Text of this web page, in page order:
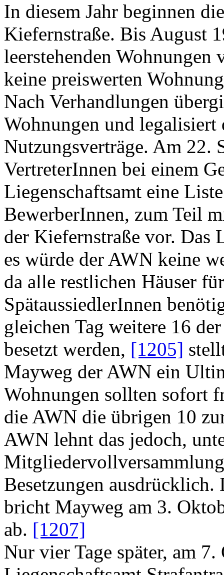
In diesem Jahr beginnen
Kiefernstraße. Bis August
leerstehenden Wohnungen
keine preiswerten
Nach Verhandlungen
Wohnungen und legalisiert
Nutzungsverträge. Am 22.
VertreterInnen bei einem
Liegenschaftsamt eine
BewerberInnen, zum Teil
der Kiefernstraße vor. Das
es würde der AWN keine
da alle restlichen Häuser
SpätaussiedlerInnen
gleichen Tag weitere 16
besetzt werden, [1205]
Mayweg der AWN ein
Wohnungen sollten sofort
die AWN die übrigen 10
AWN lehnt das jedoch,
Besetzungen
bricht Mayweg am 3.
ab. [1207]
Nur vier Tage später, am